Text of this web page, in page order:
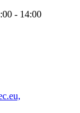
- 14:00